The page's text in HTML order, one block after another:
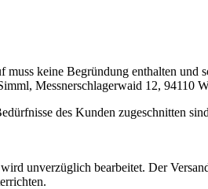
keine Begründung enthalten
Messnerschlagerwaid 12, 94110
des Kunden zugeschnitten
unverzüglich bearbeitet. Der